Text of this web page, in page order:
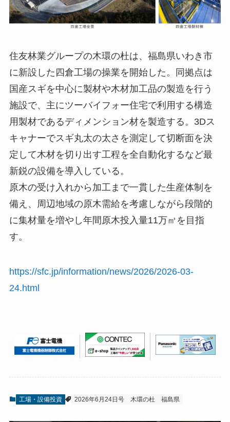
住友林業グループの木環の杜は、福島県いわき市
に新設した四倉工場の操業を開始した。同拠点は
国産スギを中心に製材や木材加工品の製造を行う
施設で、主にツーバイフォー住宅で利用する構造
用製材であるディメンション材を製造する。3Dス
キャナーでスギ丸太の太さを測定して切断面を決
定して木材を切り出す工程を全自動化するなど最
新鋭の設備を導入している。
原木の受け入れから加工まで一貫した生産体制を
備え、周辺地域の原木需給を考慮しながら段階的
に集材量を増やし年間原木投入量11万㎥を目指
す。
https://sfc.jp/information/news/2026/2026-03-
24.html
工場・設備投資 2026年6月24日号 木環の杜 福島県